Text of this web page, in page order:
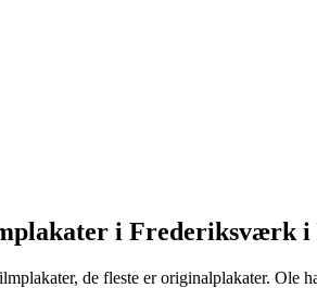
i Frederiksværk
de fleste er originalplakater.